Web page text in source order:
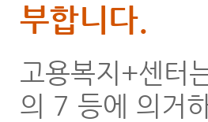
부합니다.
고용복지+센터
의 7 등에 의거